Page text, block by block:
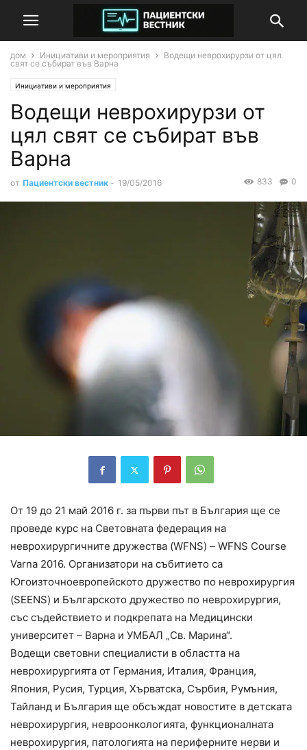
дом Инициативи и мероприятия
Водещи неврохирурзи от цял
свят се събират във Варна
Инициативи и мероприятия
Водещи неврохирурзи от
цял свят се събират във
Варна
от Пациентски вестник - 19/05/2016 0
833
От 19 до 21 май 2016 г. за първи път в България ще се
проведе курс на Световната федерация на
неврохирургичните дружества (WFNS) – WFNS Course
Varna 2016. Организатори на събитието са
Югоизточноевропейското дружество по неврохирургия
(SEENS) и Българското дружество по неврохирургия,
със съдействието и подкрепата на Медицински
университет – Варна и УМБАЛ „Св. Марина“.
Водещи световни специалисти в областта на
неврохирургията от Германия, Италия, Франция,
Япония, Русия, Турция, Хърватска, Сърбия, Румъния,
Тайланд и България ще обсъждат новостите в детската
неврохирургия, невроонкологията, функционалната
неврохирургия, патологията на периферните нерви и